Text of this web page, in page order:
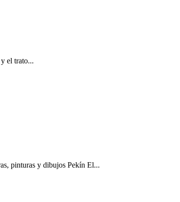
el trato...
pinturas y dibujos Pekín El...